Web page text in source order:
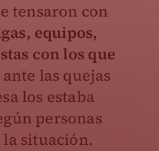
tensaron con
equipos,
con los que
ante las quejas
los estaba
personas
la situación.